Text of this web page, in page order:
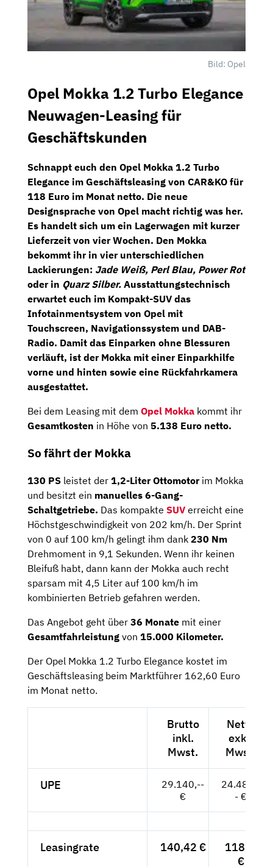
Bild: Opel
Opel Mokka 1.2 Turbo Elegance
Neuwagen-Leasing für
Geschäftskunden
Schnappt euch den Opel Mokka 1.2 Turbo
Elegance im Geschäftsleasing von CAR&KO für
118 Euro im Monat netto. Die neue
Designsprache von Opel macht richtig was her.
Es handelt sich um ein Lagerwagen mit kurzer
Lieferzeit von vier Wochen. Den Mokka
bekommt ihr in vier unterschiedlichen
Lackierungen: Jade Weiß, Perl Blau, Power Rot
oder in Quarz Silber. Ausstattungstechnisch
erwartet euch im Kompakt-SUV das
Infotainmentsystem von Opel mit
Touchscreen, Navigationssystem und DAB-
Radio. Damit das Einparken ohne Blessuren
verläuft, ist der Mokka mit einer Einparkhilfe
vorne und hinten sowie eine Rückfahrkamera
ausgestattet.
Bei dem Leasing mit dem Opel Mokka kommt ihr
Gesamtkosten in Höhe von 5.138 Euro netto.
So fährt der Mokka
130 PS leistet der 1,2-Liter Ottomotorim Mokka
und besitzt ein manuelles 6-Gang-
Schaltgetriebe. Das kompakte SUV erreicht eine
Höchstgeschwindigkeit von 202 km/h. Der Sprint
von 0 auf 100 km/h gelingt ihm dank 230 Nm
Drehmoment in 9,1 Sekunden. Wenn ihr keinen
Bleifuß habt, dann kann der Mokka auch recht
sparsam mit 4,5 Liter auf 100 km/h im
kombinierten Betrieb gefahren werden.
Das Angebot geht über 36 Monate mit einer
Gesamtfahrleistung von 15.000 Kilometer.
Der Opel Mokka 1.2 Turbo Elegance kostet im
Geschäftsleasing beim Marktführer 162,60 Euro
im Monat netto.
Brutto
inkl.
Mwst.
Netto
exkl.
Mwst.
UPE
29.140,--
€
24.487,-
- €
Leasingrate 140,42 €
118,--
€